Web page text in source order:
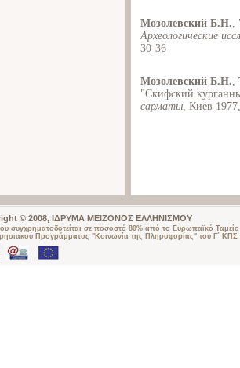
Мозолевский Б.Н.,
Археологические
30-36
Мозолевский Б.Н.,
"Скифский
сарматы, Киев
© 2008, ΙΔΡΥΜΑ ΜΕΙΖΟΝΟΣ ΕΛΛΗΝΙΣΜΟΥ
συγχρηματοδοτείται σε ποσοστό 80% από το Ευρωπαϊκό
Προγράμματος "Κοινωνία της Πληροφορίας" του Γ΄ ΚΠΣ.